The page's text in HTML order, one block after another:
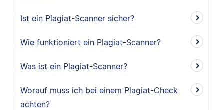
Ist ein Plagiat-Scanner sicher?
Wie funktioniert ein Plagiat-Scanner?
Was ist ein Plagiat-Scanner?
Worauf muss ich bei einem Plagiat-Check
achten?